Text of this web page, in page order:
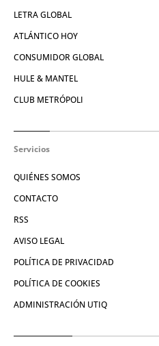
LETRA GLOBAL
ATLÁNTICO HOY
CONSUMIDOR GLOBAL
HULE & MANTEL
CLUB METRÓPOLI
Servicios
QUIÉNES SOMOS
CONTACTO
RSS
AVISO LEGAL
POLÍTICA DE PRIVACIDAD
POLÍTICA DE COOKIES
ADMINISTRACIÓN UTIQ